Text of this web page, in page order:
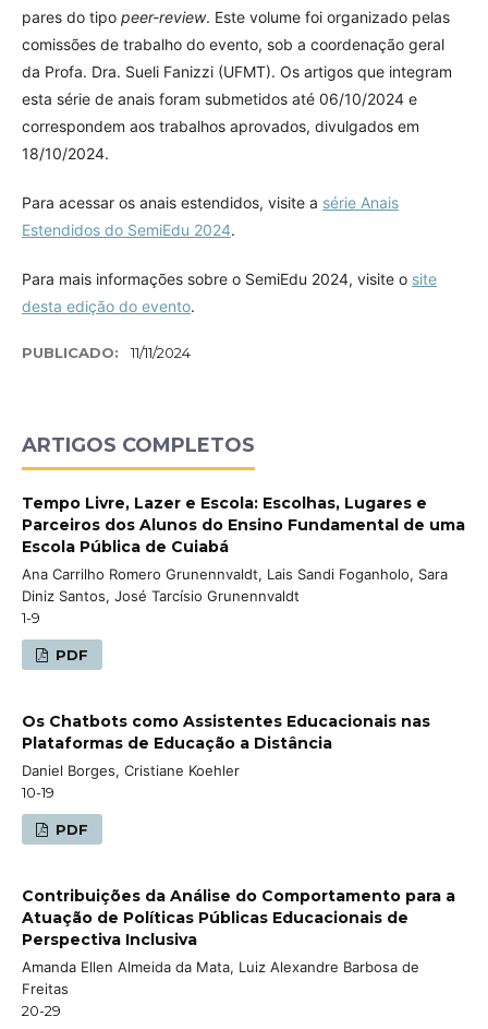
pares do tipo peer-review. Este volume foi organizado pelas
comissões de trabalho do evento, sob a coordenação geral
da Profa. Dra. Sueli Fanizzi (UFMT). Os artigos que integram
esta série de anais foram submetidos até 06/10/2024 e
correspondem aos trabalhos aprovados, divulgados em
18/10/2024.
Para acessar os anais estendidos, visite a série Anais
Estendidos do SemiEdu 2024.
Para mais informações sobre o SemiEdu 2024, visite o site
desta edição do evento.
PUBLICADO: 11/11/2024
ARTIGOS COMPLETOS
Tempo Livre, Lazer e Escola: Escolhas, Lugares e
Parceiros dos Alunos do Ensino Fundamental de uma
Escola Pública de Cuiabá
Ana Carrilho Romero Grunennvaldt, Lais Sandi Foganholo, Sara
Diniz Santos, José Tarcísio Grunennvaldt
1-9
PDF
Os Chatbots como Assistentes Educacionais nas
Plataformas de Educação a Distância
Daniel Borges, Cristiane Koehler
10-19
PDF
Contribuições da Análise do Comportamento para a
Atuação de Políticas Públicas Educacionais de
Perspectiva Inclusiva
Amanda Ellen Almeida da Mata, Luiz Alexandre Barbosa de
Freitas
20-29